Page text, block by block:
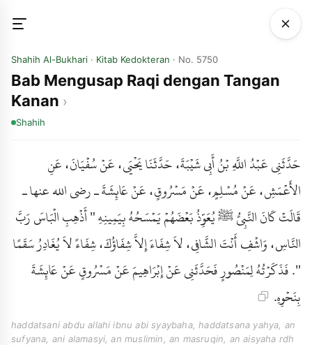
Shahih Al-Bukhari · Kitab Kedokteran · No. 5750
Bab Mengusap Raqi dengan Tangan
Kanan
Shahih
حَدَّثَنِي عَبْدُ اللَّهِ بْنُ أَبِي شَيْبَةَ، حَدَّثَنَا يَحْيَى، عَنْ سُفْيَانَ، عَنِ
الأَعْمَشِ، عَنْ مُسْلِمٍ، عَنْ مَسْرُوقٍ، عَنْ عَائِشَةَ ـ رضى الله عنها ـ
قَالَتْ كَانَ النَّبِيُّ ﷺ يُعَوِّذُ بَعْضَهُمْ يَمْسَحُهُ بِيَمِينِهِ " أَذْهِبِ الْبَاسَ رَبَّ
النَّاسِ، وَاشْفِ أَنْتَ الشَّافِي، لاَ شِفَاءَ إِلاَّ شِفَاؤُكَ، شِفَاءً لاَ يُغَادِرُ سَقَمًا
". فَذَكَرْتُهُ لِمَنْصُورٍ فَحَدَّثَنِي عَنْ إِبْرَاهِيمَ عَنْ مَسْرُوقٍ عَنْ عَائِشَةَ
بِنَحْوِهِ.
haddatsani abdu allahi ibnu abi syaybaha, haddatsana yahya, an
sufyana, ani alamasyi, an muslimin, an masruqin, an aisyaha rdh